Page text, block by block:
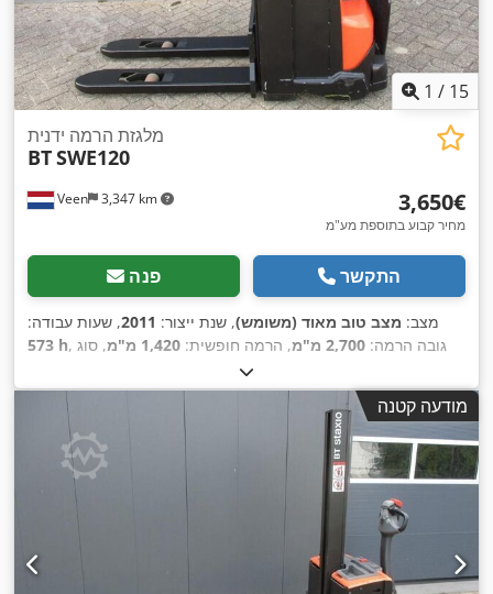
1 / 15
Veen 3,347 km
מלגזת הרמה ידנית
BTSWE120
‏3,650 ‏€
מחיר קבוע בתוספת מע"מ
פנה התקשר
מצב: מצב טוב מאוד (משומש), שנת ייצור: 2011, שעות עבודה:
573 h
, גובה הרמה: 2,700 מ"מ , הרמה חופשית: 1,420 מ"מ
, סוג
דוּפּלֶקס
מזלג:570 מ"מ , גובה כולל:1,880 מ"מ , צבע:אחר ,
מודעה קטנה